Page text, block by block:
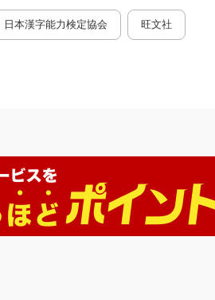
日本漢字能力検定協会 旺文社